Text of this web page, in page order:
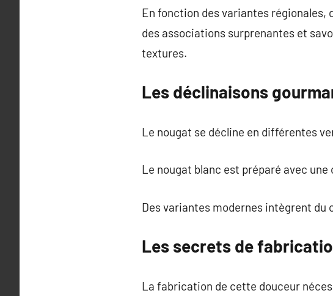
En fonction des variantes
des associations surprenantes et
textures.
Les déclinaisons
Le nougat se décline en différentes
Le nougat blanc est préparé avec
Des variantes modernes intègrent du
Les secrets de
La fabrication de cette douceur